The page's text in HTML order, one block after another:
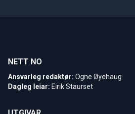
NETT NO
Ansvarleg redaktør: Ogne Øyehaug
Dagleg leiar: Eirik Staurset